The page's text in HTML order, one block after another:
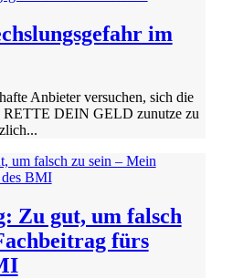
im
Anbieter versuchen, sich die
RETTE DEIN GELD zunutze zu
Zu gut, um falsch
fürs